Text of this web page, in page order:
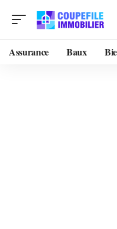
Assurance Baux